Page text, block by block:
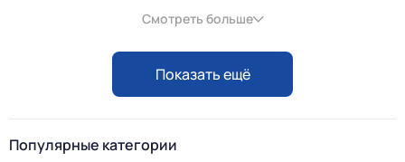
Смотреть больше
Показать ещё
Популярные категории